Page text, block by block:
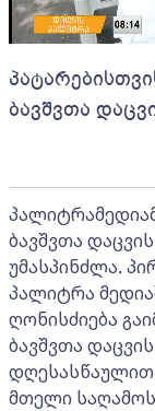
ბავშვთა
ბავშვთა
უმასპინძლა.
პალიტრა
ღონისძიება
ბავშვთა
დღესასწაულით
მთელი